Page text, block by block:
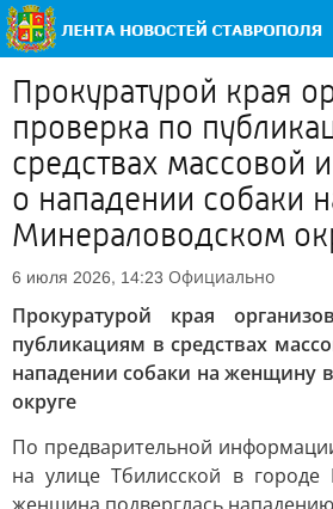
Прокуратурой края
проверка по
средствах массовой
о нападении собаки
Минераловодском
6 июля 2026, 14:23 Официально
Прокуратурой края
публикациям в средствах
нападении собаки на женщину
округе
По предварительной
на улице Тбилисской в